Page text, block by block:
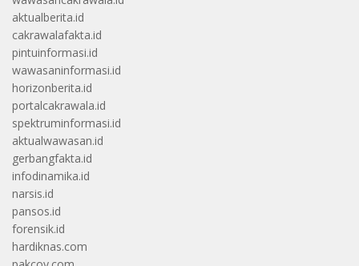
aktualberita.id
cakrawalafakta.id
pintuinformasi.id
wawasaninformasi.id
horizonberita.id
portalcakrawala.id
spektruminformasi.id
aktualwawasan.id
gerbangfakta.id
infodinamika.id
narsis.id
pansos.id
forensik.id
hardiknas.com